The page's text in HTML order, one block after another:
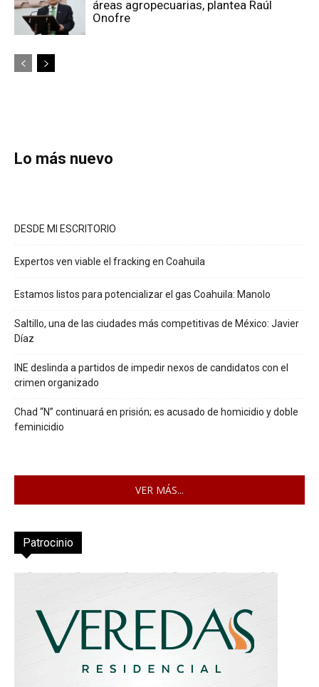
áreas agropecuarias, plantea Raúl
Onofre
Lo más nuevo
DESDE MI ESCRITORIO
Expertos ven viable el fracking en Coahuila
Estamos listos para potencializar el gas Coahuila: Manolo
Saltillo, una de las ciudades más competitivas de México: Javier
Díaz
INE deslinda a partidos de impedir nexos de candidatos con el
crimen organizado
Chad “N” continuará en prisión; es acusado de homicidio y doble
feminicidio
VER MÁS...
Patrocinio